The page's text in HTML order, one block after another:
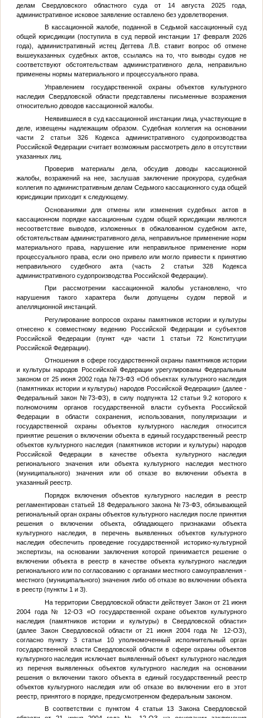
делам Свердловского областного суда от 14 августа 2025 года,
административное исковое заявление оставлено без удовлетворения.
В кассационной жалобе, поданной в Седьмой кассационный суд
общей юрисдикции (поступила в суд первой инстанции 17 февраля 2026
года), административный истец Дегтева Л.В. ставит вопрос об отмене
вышеуказанных судебных актов, ссылаясь на то, что выводы судов не
соответствуют обстоятельствам административного дела, неправильно
применены нормы материального и процессуального права.
Управлением государственной охраны объектов культурного
наследия Свердловской области представлены письменные возражения
относительно доводов кассационной жалобы.
Неявившиеся в суд кассационной инстанции лица, участвующие в
деле, извещены надлежащим образом. Судебная коллегия на основании
части 2 статьи 326 Кодекса административного судопроизводства
Российской Федерации считает возможным рассмотреть дело в отсутствии
указанных лиц.
Проверив материалы дела, обсудив доводы кассационной
жалобы, возражений на нее, заслушав заключение прокурора, судебная
коллегия по административным делам Седьмого кассационного суда общей
юрисдикции приходит к следующему.
Основаниями для отмены или изменения судебных актов в
кассационном порядке кассационным судом общей юрисдикции являются
несоответствие выводов, изложенных в обжалованном судебном акте,
обстоятельствам административного дела, неправильное применение норм
материального права, нарушение или неправильное применение норм
процессуального права, если оно привело или могло привести к принятию
неправильного судебного акта (часть 2 статьи 328 Кодекса
административного судопроизводства Российской Федерации).
При рассмотрении кассационной жалобы установлено, что
нарушения такого характера были допущены судом первой и
апелляционной инстанций.
Регулирование вопросов охраны памятников истории и культуры
отнесено к совместному ведению Российской Федерации и субъектов
Российской Федерации (пункт «д» части 1 статьи 72 Конституции
Российской Федерации).
Отношения в сфере государственной охраны памятников истории
и культуры народов Российской Федерации урегулированы Федеральным
законом от 25 июня 2002 года №73-ФЗ «Об объектах культурного наследия
(памятниках истории и культуры) народов Российской Федерации» (далее -
Федеральный закон №73-ФЗ), в силу подпункта 12 статьи 9.2 которого к
полномочиям органов государственной власти субъекта Российской
Федерации в области сохранения, использования, популяризации и
государственной охраны объектов культурного наследия относится
принятие решения о включении объекта в единый государственный реестр
объектов культурного наследия (памятников истории и культуры) народов
Российской Федерации в качестве объекта культурного наследия
регионального значения или объекта культурного наследия местного
(муниципального) значения или об отказе во включении объекта в
указанный реестр.
Порядок включения объектов культурного наследия в реестр
регламентирован статьей 18 Федерального закона №73-ФЗ, обязывающей
региональный орган охраны объектов культурного наследия после принятия
решения о включении объекта, обладающего признаками объекта
культурного наследия, в перечень выявленных объектов культурного
наследия обеспечить проведение государственной историко-культурной
экспертизы, на основании заключения которой принимается решение о
включении объекта в реестр в качестве объекта культурного наследия
регионального или по согласованию с органами местного самоуправления -
местного (муниципального) значения либо об отказе во включении объекта
в реестр (пункты 1 и 3).
На территории Свердловской области действует Закон от 21 июня
2004 года № 12-ОЗ «О государственной охране объектов культурного
наследия (памятников истории и культуры) в Свердловской области»
(далее Закон Свердловской области от 21 июня 2004 года № 12-ОЗ),
согласно пункту 3 статьи 10 уполномоченный исполнительный орган
государственной власти Свердловской области в сфере охраны объектов
культурного наследия исключает выявленный объект культурного наследия
из перечня выявленных объектов культурного наследия на основании
решения о включении такого объекта в единый государственный реестр
объектов культурного наследия или об отказе во включении его в этот
реестр, принятого в порядке, предусмотренном федеральным законом.
В соответствии с пунктом 4 статьи 13 Закона Свердловской